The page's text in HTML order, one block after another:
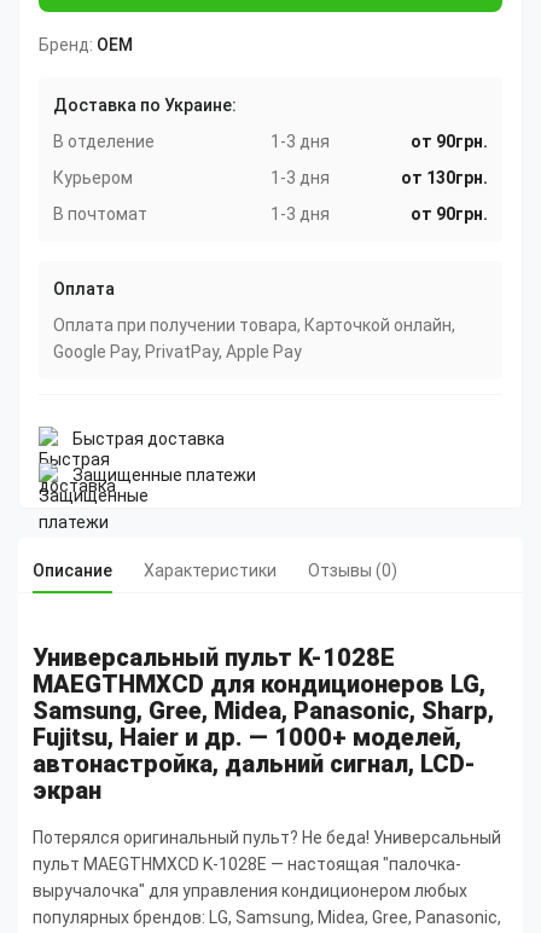
Бренд: OEM
Доставка по Украине:
В отделение
1-3 дня
от 90грн.
Курьером
1-3 дня
от 130грн.
В почтомат
1-3 дня от 90грн.
Оплата
Оплата при получении товара, Карточкой онлайн,
Google Pay, PrivatPay, Apple Pay
Быстрая доставка
Защищенные платежи
Описание Характеристики Отзывы (0)
Универсальный пульт K-1028E
MAEGTHMXCD для кондиционеров LG,
Samsung, Gree, Midea, Panasonic, Sharp,
Fujitsu, Haier и др. — 1000+ моделей,
автонастройка, дальний сигнал, LCD-
экран
Потерялся оригинальный пульт? Не беда! Универсальный
пульт MAEGTHMXCD K-1028E — настоящая "палочка-
выручалочка" для управления кондиционером любых
популярных брендов: LG, Samsung, Midea, Gree, Panasonic,